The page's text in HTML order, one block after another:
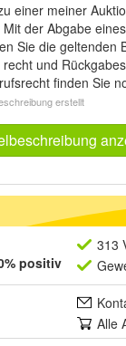
einer meiner
der Abgabe
Sie die geltenden
und
finden Sie
erstellt
positiv
313
Alle